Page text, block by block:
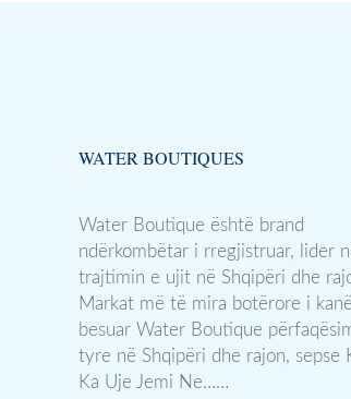
WATER BOUTIQUES
Water Boutique është brand
ndërkombëtar i rregjistruar, lider
trajtimin e ujit në Shqipëri dhe
Markat më të mira botërore i kanë
besuar Water Boutique
tyre në Shqipëri dhe rajon, sepse
Ka Uje Jemi Ne……